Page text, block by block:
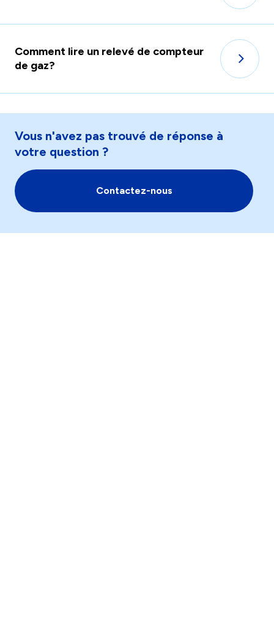
Comment lire un relevé de compteur
de gaz?
Vous n'avez pas trouvé de réponse à
votre question ?
Contactez-nous